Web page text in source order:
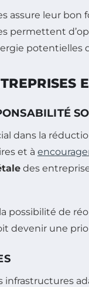
assure leur
permettent
potentielles
dans la
et à
des
possibilité de
devenir une
infrastructures